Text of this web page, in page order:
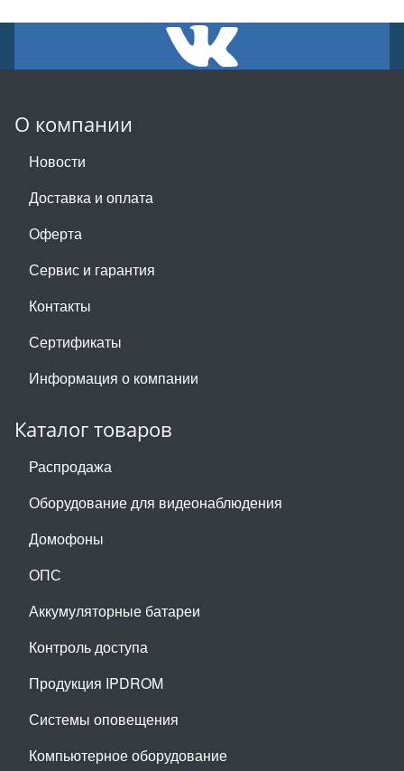
О компании
Новости
Доставка и оплата
Оферта
Сервис и гарантия
Контакты
Сертификаты
Информация о компании
Каталог товаров
Распродажа
Оборудование для видеонаблюдения
Домофоны
ОПС
Аккумуляторные батареи
Контроль доступа
Продукция IPDROM
Системы оповещения
Компьютерное оборудование